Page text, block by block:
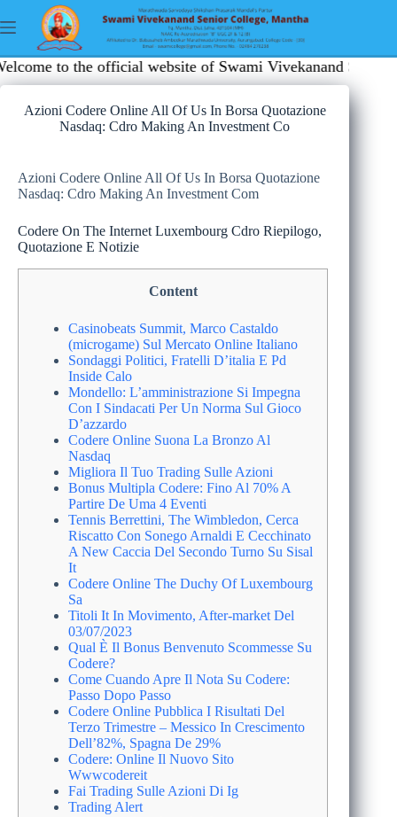
to the official website of Swami Vivekanand Senior
Azioni Codere Online All Of Us In Borsa Quotazione
Nasdaq: Cdro Making An Investment Co
Azioni Codere Online All Of Us In Borsa Quotazione
Nasdaq: Cdro Making An Investment Com
Codere On The Internet Luxembourg Cdro Riepilogo,
Quotazione E Notizie
Content
Casinobeats Summit, Marco Castaldo
(microgame) Sul Mercato Online Italiano
Sondaggi Politici, Fratelli D’italia E Pd
Inside Calo
Mondello: L’amministrazione Si Impegna
Con I Sindacati Per Un Norma Sul Gioco
D’azzardo
Codere Online Suona La Bronzo Al
Nasdaq
Migliora Il Tuo Trading Sulle Azioni
Bonus Multipla Codere: Fino Al 70% A
Partire De Uma 4 Eventi
Tennis Berrettini, The Wimbledon, Cerca
Riscatto Con Sonego Arnaldi E Cecchinato
A New Caccia Del Secondo Turno Su Sisal
It
Codere Online The Duchy Of Luxembourg
Sa
Titoli It In Movimento, After-market Del
03/07/2023
Qual È Il Bonus Benvenuto Scommesse Su
Codere?
Come Cuando Apre Il Nota Su Codere:
Passo Dopo Passo
Codere Online Pubblica I Risultati Del
Terzo Trimestre – Messico In Crescimento
Dell’82%, Spagna De 29%
Codere: Online Il Nuovo Sito
Wwwcodereit
Fai Trading Sulle Azioni Di Ig
Trading Alert